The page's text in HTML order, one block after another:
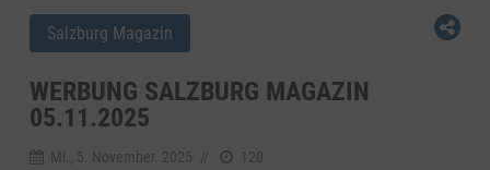
Salzburg Magazin
WERBUNG SALZBURG MAGAZIN
05.11.2025
Mi., 5. November. 2025 120